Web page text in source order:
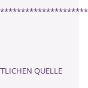
QUELLE